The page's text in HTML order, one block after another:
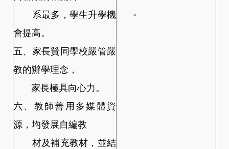
系最多，學生升學機
會提高。
五、家長贊同學校嚴管嚴
教的辦學理念，
家長極具向心力。
六、教師善用多媒體資
源，均發展自編教
材及補充教材，並結
。